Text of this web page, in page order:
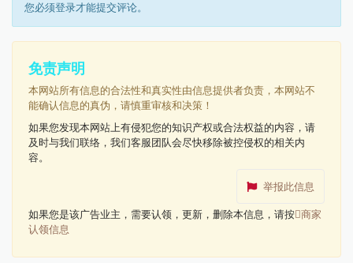
您必须登录才能提交评论。
免责声明
本网站所有信息的合法性和真实性由信息提供者负责，本网站不
能确认信息的真伪，请慎重审核和决策！
如果您发现本网站上有侵犯您的知识产权或合法权益的内容，请
及时与我们联络，我们客服团队会尽快移除被控侵权的相关内
容。
举报此信息
如果您是该广告业主，需要认领，更新，删除本信息，请按 商家
认领信息